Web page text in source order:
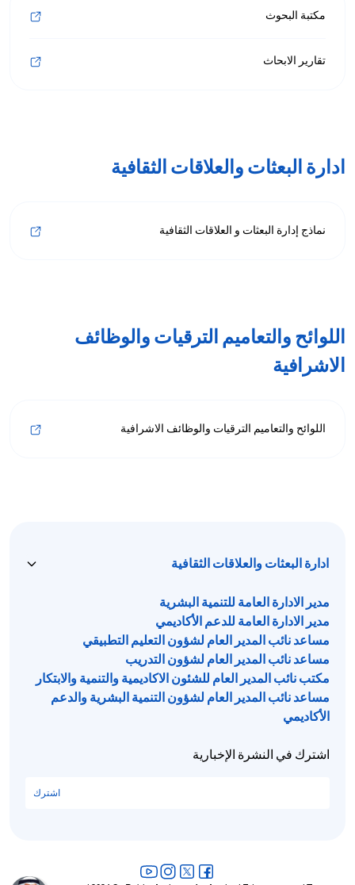
مكتبة البحوث
تقارير الابحاث
ادارة البعثات والعلاقات الثقافية
نماذج إدارة البعثات و العلاقات الثقافية
اللوائح والتعاميم الترقيات والوظائف
الاشرافية
اللوائح والتعاميم الترقيات والوظائف الاشرافية
ادارة البعثات والعلاقات الثقافية
مدير الادارة العامة للتنمية البشرية
مدير الادارة العامة للدعم الأكاديمي
مساعد نائب المدير العام لشؤون التعليم التطبيقي
مساعد نائب المدير العام لشؤون التدريب
مكتب نائب المدير العام للشئون الاكاديمية والتنمية والابتكار
مساعد نائب المدير العام لشؤون التنمية البشرية والدعم
الأكاديمي
اشترك في النشرة الإخبارية
اشترك